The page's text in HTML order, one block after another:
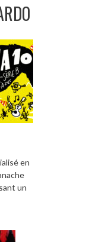
en
un